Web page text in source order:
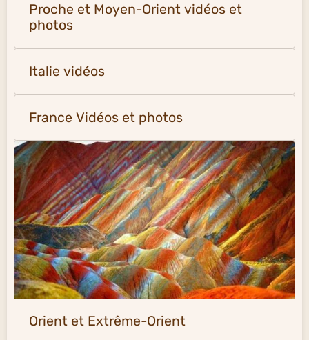
Proche et Moyen-Orient vidéos et
photos
Italie vidéos
France Vidéos et photos
Orient et Extrême-Orient